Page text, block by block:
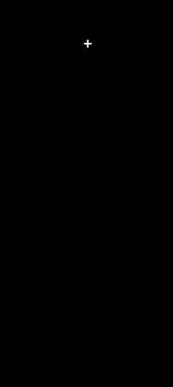
+